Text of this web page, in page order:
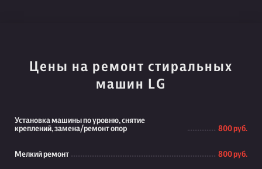
Цены на ремонт стиральных
машин LG
Установка машины по уровню, снятие
креплений, замена/ремонт опор
800 руб.
Мелкий ремонт 800 руб.